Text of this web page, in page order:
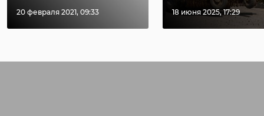
20 февраля 2021, 09:33 18 июня 2025, 17:29